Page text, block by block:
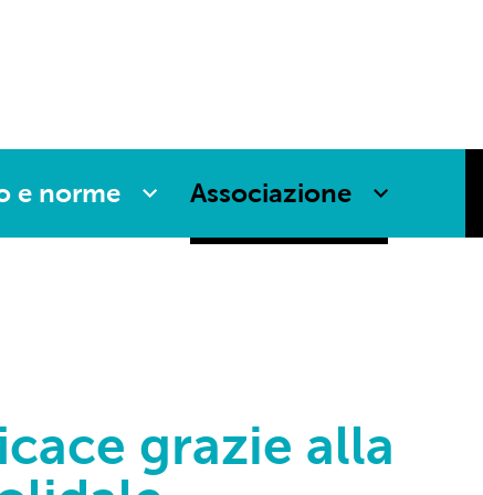
e norme Associazione
grazie alla